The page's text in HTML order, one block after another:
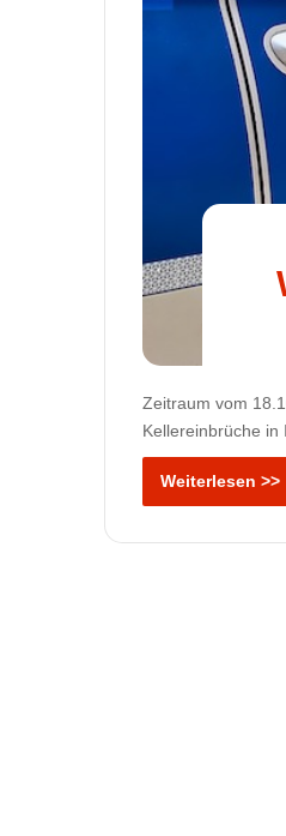
Zeitraum vom
Kellereinbrüche in
Weiterlesen >>